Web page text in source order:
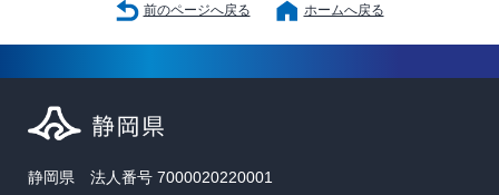
前のページへ戻る ホームへ戻る
静岡県 法人番号 7000020220001